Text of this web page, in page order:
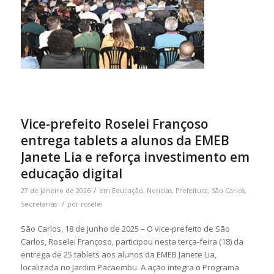
Vice-prefeito Roselei Françoso
entrega tablets a alunos da EMEB
Janete Lia e reforça investimento em
educação digital
27 de janeiro de 2026 / em Educação, Notícias, Prefeitura, São Carlos,
Secretarias
/ por roselei
São Carlos, 18 de junho de 2025 – O vice-prefeito de São
Carlos, Roselei Françoso, participou nesta terça-feira (18) da
entrega de 25 tablets aos alunos da EMEB Janete Lia,
localizada no Jardim Pacaembu. A ação integra o Programa